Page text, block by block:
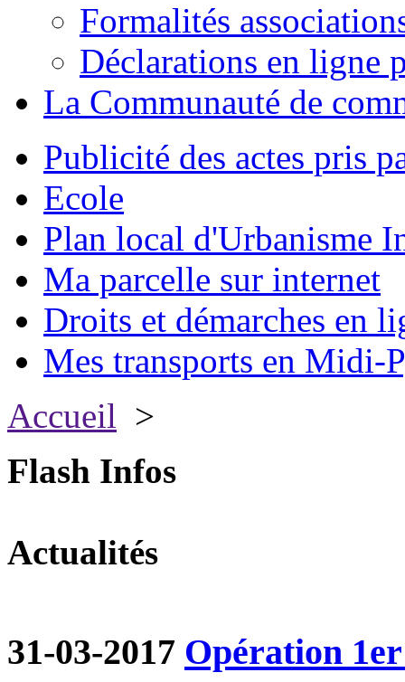
Formalités
Déclarations en ligne
La Communauté de
Publicité des actes pris
Ecole
Plan local d'Urbanisme
Ma parcelle sur internet
Droits et démarches en
Mes transports en Midi-
Accueil >
Flash Infos
Actualités
31-03-2017 Opération